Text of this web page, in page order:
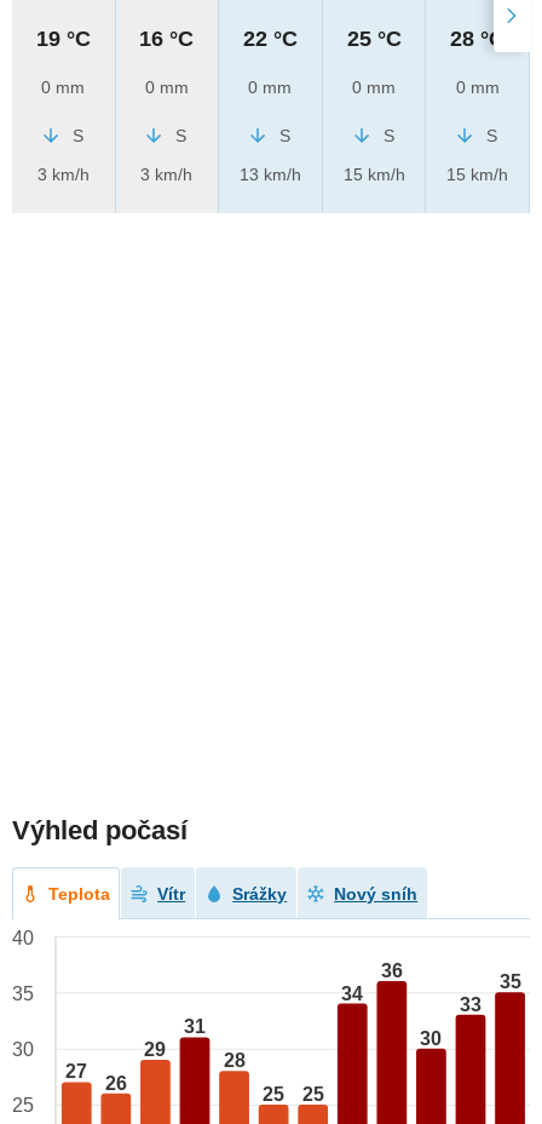
19 °C
0 mm
S
3 km/h
16 °C
0 mm
S
3 km/h
22 °C
0 mm
S
13 km/h
25 °C
0 mm
S
15 km/h
28 °C
0 mm
S
15 km/h
Výhled počasí
Teplota Vítr Srážky Nový sníh
27
26
29
31
28
25 25
34
36
30
33
35
40
35
30
25